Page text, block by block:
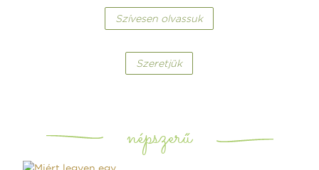
Szívesen olvassuk
Szeretjük
népszerű